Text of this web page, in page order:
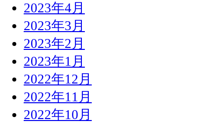
2023年4月
2023年3月
2023年2月
2023年1月
2022年12月
2022年11月
2022年10月